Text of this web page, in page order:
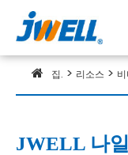
집. 리소스
JWELL 나